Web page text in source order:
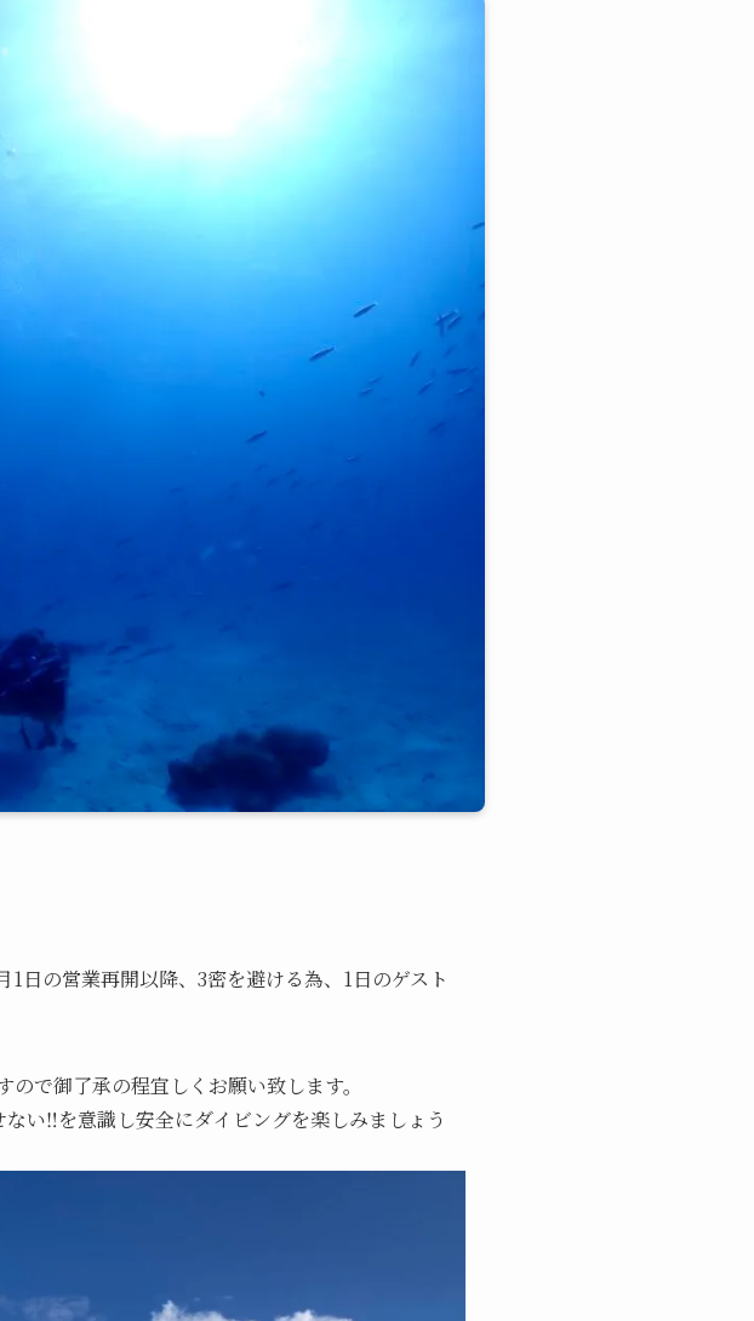
日の営業再開以降、3密を避ける為、1日のゲスト
で御了承の程宜しくお願い致します。
い‼️を意識し安全にダイビングを楽しみましょう